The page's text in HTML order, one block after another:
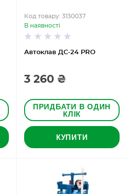
Автоклав ДС-24 PRO
Код товару: 3130037
В наявності
3 260 ₴
ПРИДБАТИ В ОДИН
КЛІК
КУПИТИ